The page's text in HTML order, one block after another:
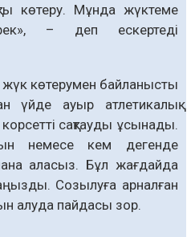
көтеру. Мұнда жүктеме
– деп ескертеді
көтерумен байланысты
үйде ауыр атлетикалық
сақтауды ұсынады.
немесе кем дегенде
аласыз. Бұл жағдайда
Созылуға арналған
алуда пайдасы зор.